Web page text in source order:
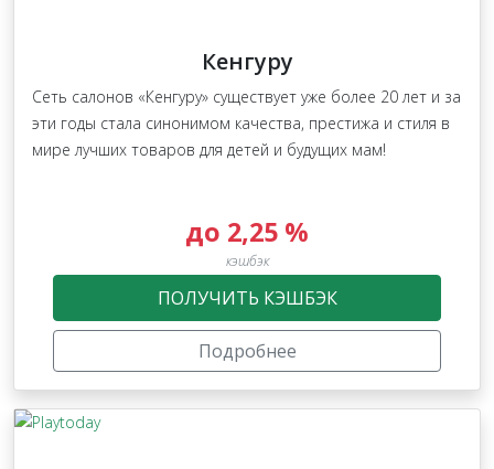
Кенгуру
Сеть салонов «Кенгуру» существует уже более 20 лет и за
эти годы стала синонимом качества, престижа и стиля в
мире лучших товаров для детей и будущих мам!
до 2,25 %
кэшбэк
ПОЛУЧИТЬ КЭШБЭК
Подробнее